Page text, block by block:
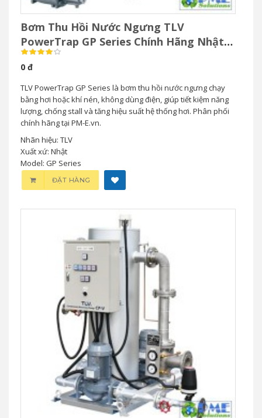
Bơm Thu Hồi Nước Ngưng TLV
PowerTrap GP Series Chính Hãng Nhật
Bản
0 đ
TLV PowerTrap GP Series là bơm thu hồi nước ngưng chạy
bằng hơi hoặc khí nén, không dùng điện, giúp tiết kiệm năng
lượng, chống stall và tăng hiệu suất hệ thống hơi. Phân phối
chính hãng tại PM-E.vn.
Nhãn hiệu: TLV
Xuất xứ: Nhật
Model: GP Series
ĐẶT HÀNG